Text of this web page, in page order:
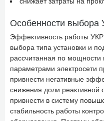
Особенности выбора
Эффективность работы
выбора типа установки и
рассчитанная по мощности
параметрами электросети
привнести негативные
снижения доли реактивной
привнести в систему
стабильность работы